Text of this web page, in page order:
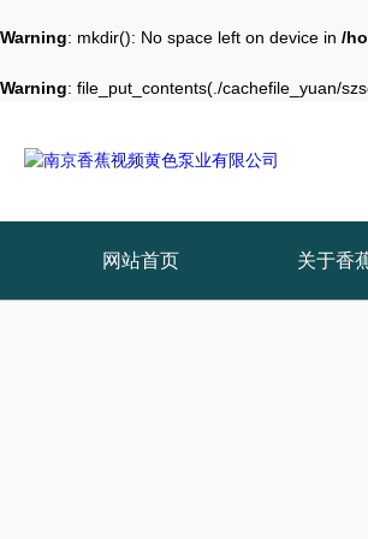
Warning: mkdir(): No space left on device in /
Warning: file_put_contents(./cachefile_yuan/
网站首页 关于香